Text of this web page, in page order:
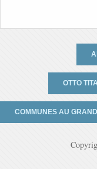
OTTO
COMMUNES AU